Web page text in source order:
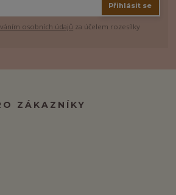
Přihlásit se
osobních údajů za účelem rozesílky
ZÁKAZNÍKY